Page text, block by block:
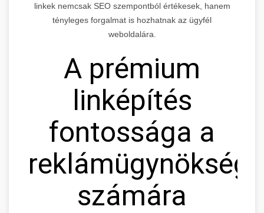
linkek nemcsak SEO szempontból értékesek, hanem
tényleges forgalmat is hozhatnak az ügyfél
weboldalára.
A prémium
linképítés
fontossága a
számára